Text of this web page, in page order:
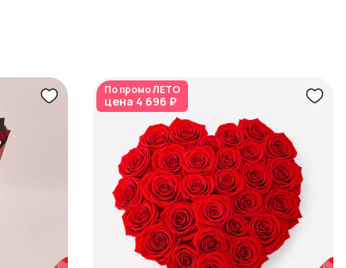
По промоЛЕТО
цена 4 696 ₽